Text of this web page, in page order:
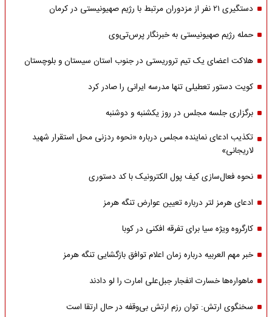
دستگیری ۲۱ نفر از مزدوران مرتبط با رژیم صهیونیستی در کرمان
حمله رژیم صهیونیستی به خبرنگار پرس‌تی‌وی
هلاکت اعضای یک تیم تروریستی در جنوب استان سیستان و بلوچستان
کویت دستور تعطیلی تنها مدرسه ایرانی را صادر کرد
برگزاری جلسه مجلس در روز یکشنبه و دوشنبه
تکذیب ادعای نماینده مجلس درباره «نحوه ردزنی محل استقرار شهید
لاریجانی»
نحوه فعال‌سازی کیف پول الکترونیک با کد دستوری
ادعای هرمز لتر درباره تعیین عوارض تنگه هرمز
کارگروه ویژه سیا برای تفرقه افکنی در کوبا
خبر مهم العربیه درباره زمان اعلام توافق بازگشایی تنگه هرمز
ماهواره‌‌ها خسارت انفجار جبل‌علی امارت را لو دادند
سخنگوی ارتش: توان رزم ارتش بی‌وقفه در حال ارتقا است